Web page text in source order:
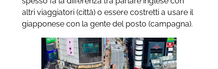
altri viaggiatori (città) o essere costretti a usare il
giapponese con la gente del posto (campagna).